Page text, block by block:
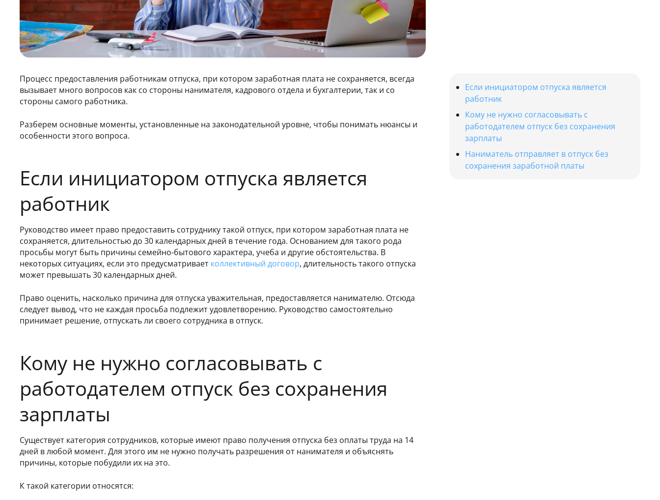
Процесс предоставления работникам отпуска, при котором заработная плата не сохраняется, всегда
вызывает много вопросов как со стороны нанимателя, кадрового отдела и бухгалтерии, так и со
стороны самого работника.
Разберем основные моменты, установленные на законодательной уровне, чтобы понимать нюансы и
особенности этого вопроса.
Если инициатором отпуска является
работник
Руководство имеет право предоставить сотруднику такой отпуск, при котором заработная плата не
сохраняется, длительностью до 30 календарных дней в течение года. Основанием для такого рода
просьбы могут быть причины семейно-бытового характера, учеба и другие обстоятельства. В
некоторых ситуациях, если это предусматривает коллективный договор, длительность такого отпуска
может превышать 30 календарных дней.
Право оценить, насколько причина для отпуска уважительная, предоставляется нанимателю. Отсюда
следует вывод, что не каждая просьба подлежит удовлетворению. Руководство самостоятельно
принимает решение, отпускать ли своего сотрудника в отпуск.
Кому не нужно согласовывать с
работодателем отпуск без сохранения
зарплаты
Существует категория сотрудников, которые имеют право получения отпуска без оплаты труда на 14
дней в любой момент. Для этого им не нужно получать разрешения от нанимателя и объяснять
причины, которые побудили их на это.
К такой категории относятся:
Если инициатором отпуска является
работник
Кому не нужно согласовывать с
работодателем отпуск без сохранения
зарплаты
Наниматель отправляет в отпуск без
сохранения заработной платы